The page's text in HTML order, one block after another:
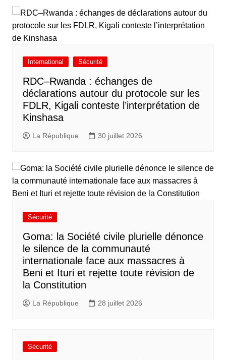
International Sécurité
RDC–Rwanda : échanges de
déclarations autour du protocole sur les
FDLR, Kigali conteste l’interprétation de
Kinshasa
La République 30 juillet 2026
Sécurité
Goma: la Société civile plurielle dénonce
le silence de la communauté
internationale face aux massacres à
Beni et Ituri et rejette toute révision de
la Constitution
La République 28 juillet 2026
Sécurité